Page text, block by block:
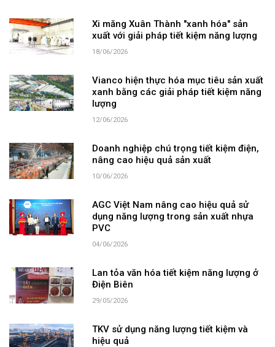
Xi măng Xuân Thành "xanh hóa" sản
xuất với giải pháp tiết kiệm năng lượng
18/06/2026
Vianco hiện thực hóa mục tiêu sản xuất
xanh bằng các giải pháp tiết kiệm năng
lượng
12/06/2026
Doanh nghiệp chú trọng tiết kiệm điện,
nâng cao hiệu quả sản xuất
10/06/2026
AGC Việt Nam nâng cao hiệu quả sử
dụng năng lượng trong sản xuất nhựa
PVC
04/06/2026
Lan tỏa văn hóa tiết kiệm năng lượng ở
Điện Biên
29/05/2026
TKV sử dụng năng lượng tiết kiệm và
hiệu quả